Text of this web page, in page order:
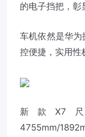
的电子挡把，彰
车机依然是华
控便捷，实用性
新款X7
4755mm/